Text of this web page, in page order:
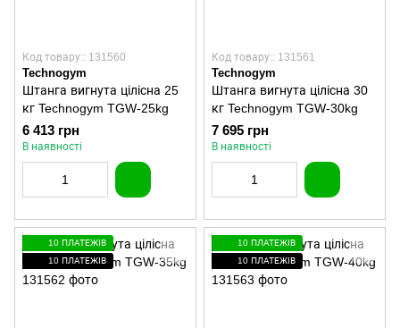
Код товару:: 131560
Technogym
Штанга вигнута цілісна 25
кг Technogym TGW-25kg
6 413 грн
В наявності
Код товару:: 131561
Technogym
Штанга вигнута цілісна 30
кг Technogym TGW-30kg
7 695 грн
В наявності
10 ПЛАТЕЖІВ
10 ПЛАТЕЖІВ
10 ПЛАТЕЖІВ
10 ПЛАТЕЖІВ